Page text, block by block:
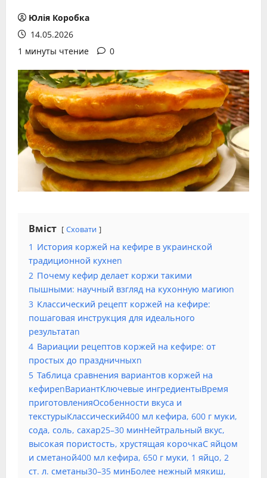
Юлія Коробка
14.05.2026
1 минуты чтение
0
Вміст Сховати
1 История коржей на кефире в украинской
традиционной кухнеn
2 Почему кефир делает коржи такими
пышными: научный взгляд на кухонную магиюn
3 Классический рецепт коржей на кефире:
пошаговая инструкция для идеального
результатаn
4 Вариации рецептов коржей на кефире: от
простых до праздничныхn
5 Таблица сравнения вариантов коржей на
кефиреnВариантКлючевые ингредиентыВремя
приготовленияОсобенности вкуса и
текстурыКлассический400 мл кефира, 600 г муки,
сода, соль, сахар25–30 минНейтральный вкус,
высокая пористость, хрустящая корочкаС яйцом
и сметаной400 мл кефира, 650 г муки, 1 яйцо, 2
ст. л. сметаны30–35 минБолее нежный мякиш,